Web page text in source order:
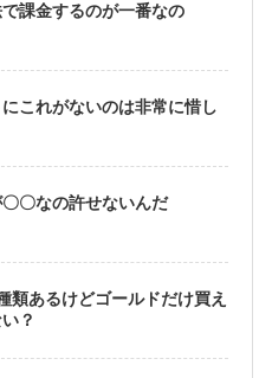
で課金するのが一番なの
にこれがないのは非常に惜し
〇〇なの許せないんだ
類あるけどゴールドだけ買え
？